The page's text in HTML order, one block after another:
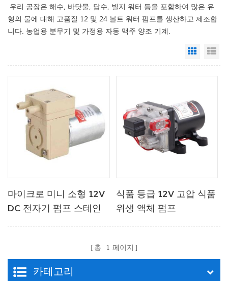
우리 공장은 해수, 바닷물, 담수, 빌지 워터 등을 포함하여 많은 유
형의 물에 대해 고품질 12 및 24 볼트 워터 펌프를 생산하고 제조합
니다. 농업용 분무기 및 가정용 자동 맥주 양조 기계.
Grid
마이크로 미니 소형 12V
DC 전자기 펌프 스테인
식품 등급 12V 고압 식품
위생 액체 펌프
총 1 페이지
카테고리